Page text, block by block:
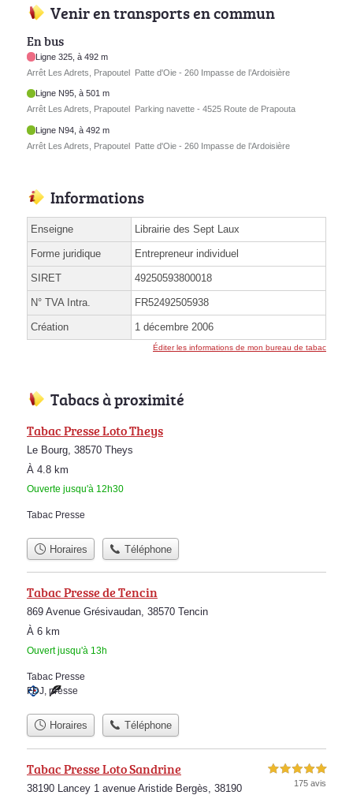
Venir en transports en commun
En bus
Ligne 325, à 492 m
Arrêt Les Adrets, Prapoutel  Patte d'Oie - 260 Impasse de l’Ardoisière
Ligne N95, à 501 m
Arrêt Les Adrets, Prapoutel  Parking navette - 4525 Route de Prapouta
Ligne N94, à 492 m
Arrêt Les Adrets, Prapoutel  Patte d'Oie - 260 Impasse de l’Ardoisière
Informations
Enseigne Librairie des Sept Laux
Forme juridique Entrepreneur individuel
SIRET 49250593800018
N° TVA Intra. FR52492505938
Création 1 décembre 2006
Éditer les informations de mon bureau de tabac
Tabacs à proximité
Tabac Presse Loto Theys
Le Bourg, 38570 Theys
À 4.8 km
Ouverte jusqu'à 12h30
Tabac Presse
Horaires Téléphone
Tabac Presse de Tencin
869 Avenue Grésivaudan, 38570 Tencin
À 6 km
Ouvert jusqu'à 13h
Tabac Presse
FDJ, presse
Horaires Téléphone
Tabac Presse Loto Sandrine
38190 Lancey 1 avenue Aristide Bergès, 38190
5,0 étoiles sur 5
175 avis